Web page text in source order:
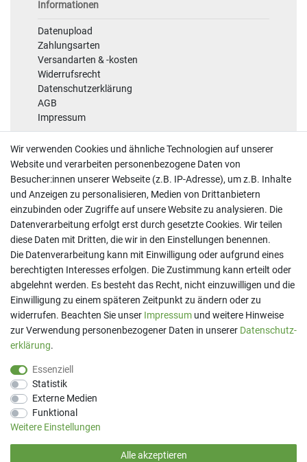
Informationen
Datenupload
Zahlungsarten
Versandarten & -kosten
Widerrufsrecht
Datenschutzerklärung
AGB
Impressum
Kontakt
Telefon:07191 - 9 33 21 80
E-Mail:info@printaro.de
Bürozeiten
Mo - Fr 09:00 Uhr - 13:00 Uhr
Wir verwenden Cookies und ähnliche Technologien auf unserer
Website und verarbeiten personenbezogene Daten von
Besucher:innen unserer Webseite (z.B. IP-Adresse), um z.B. Inhalte
und Anzeigen zu personalisieren, Medien von Drittanbietern
einzubinden oder Zugriffe auf unsere Website zu analysieren. Die
Datenverarbeitung erfolgt erst durch gesetzte Cookies. Wir teilen
diese Daten mit Dritten, die wir in den Einstellungen benennen.
Die Datenverarbeitung kann mit Einwilligung oder aufgrund eines
berechtigten Interesses erfolgen. Die Zustimmung kann erteilt oder
abgelehnt werden. Es besteht das Recht, nicht einzuwilligen und die
Einwilligung zu einem späteren Zeitpunkt zu ändern oder zu
widerrufen. Beachten Sie unser Impressum und weitere Hinweise
zur Verwendung personenbezogener Daten in unserer Daten­schutz­
erklärung.
Essenziell
Statistik
Externe Medien
Funktional
Weitere Einstellungen
Alle akzeptieren